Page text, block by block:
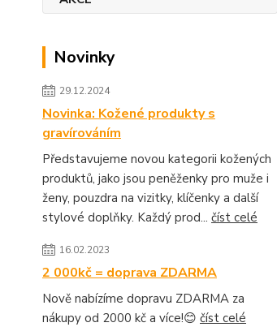
Novinky
29.12.2024
Novinka: Kožené produkty s
gravírováním
Představujeme novou kategorii kožených
produktů, jako jsou peněženky pro muže i
ženy, pouzdra na vizitky, klíčenky a další
stylové doplňky. Každý prod... číst celé
16.02.2023
2 000kč = doprava ZDARMA
Nově nabízíme dopravu ZDARMA za
nákupy od 2000 kč a více!😊 číst celé